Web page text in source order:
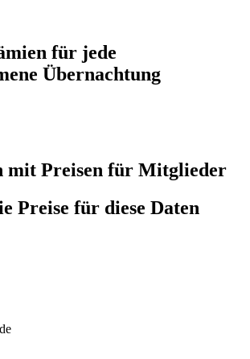
für jede
Übernachtung
mit Preisen für Mitglieder
Preise für diese Daten